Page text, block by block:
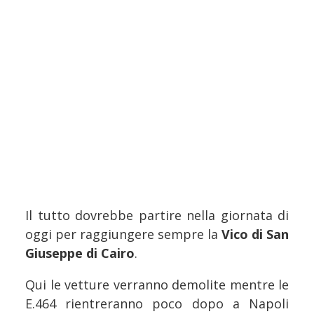
Il tutto dovrebbe partire nella giornata di
oggi per raggiungere sempre la Vico di San
Giuseppe di Cairo.
Qui le vetture verranno demolite mentre le
E.464 rientreranno poco dopo a Napoli